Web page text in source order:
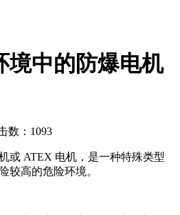
境中的防爆电机
数：1093
或 ATEX 电机，是一种特殊类型
较高的危险环境。